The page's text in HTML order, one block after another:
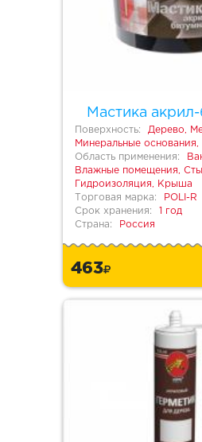
Мастика
Поверхность:
Дерево,
Минеральные основания,
Область применения:
Влажные помещения,
Гидроизоляция, Крыша
Торговая марка:
POLI-R
Срок хранения:
1 год
Страна:
Россия
463